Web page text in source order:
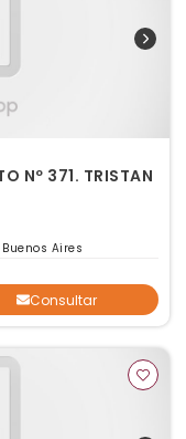
Nº 371. TRISTAN
Aires
Consultar